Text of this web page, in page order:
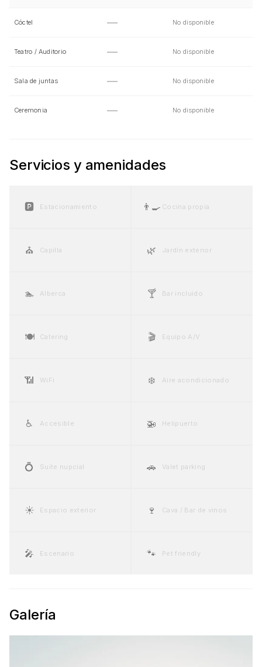
Cóctel — No disponible
Teatro / Auditorio — No disponible
Sala de juntas — No disponible
Ceremonia — No disponible
Servicios y amenidades
🅿️ Estacionamiento 👨‍🍳 Cocina propia
⛪ Capilla 🌿 Jardín exterior
🏊 Alberca 🍸 Bar incluido
🍽️ Catering 🎬 Equipo A/V
📶 WiFi ❄️ Aire acondicionado
♿ Accesible 🚁 Helipuerto
💍 Suite nupcial 🚗 Valet parking
☀️ Espacio exterior 🍷 Cava / Bar de vinos
🎤 Escenario 🐾 Pet friendly
Galería